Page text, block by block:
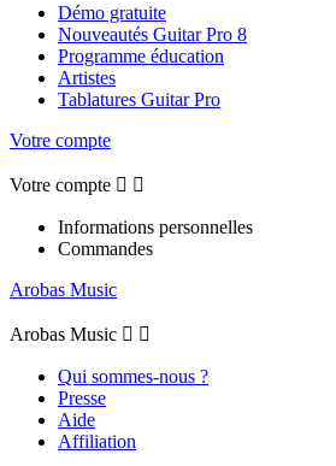
Démo gratuite
Nouveautés Guitar Pro 8
Programme éducation
Artistes
Tablatures Guitar Pro
Votre compte
Votre compte  
Informations personnelles
Commandes
Arobas Music
Arobas Music  
Qui sommes-nous ?
Presse
Aide
Affiliation